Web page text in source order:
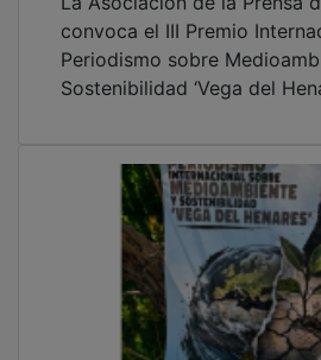
convoca el III Premio
Periodismo sobre
Sostenibilidad ‘Vega del